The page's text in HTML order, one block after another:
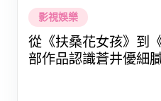
影視娛樂
從《扶桑花女孩》到
部作品認識蒼井優細